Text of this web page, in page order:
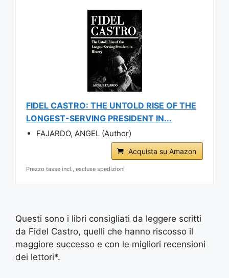
FIDEL CASTRO: THE UNTOLD RISE OF THE
LONGEST-SERVING PRESIDENT IN...
FAJARDO, ANGEL (Author)
Acquista su Amazon
Prezzo tasse incl., escluse spedizioni
Questi sono i libri consigliati da leggere scritti
da Fidel Castro, quelli che hanno riscosso il
maggiore successo e con le migliori recensioni
dei lettori*.